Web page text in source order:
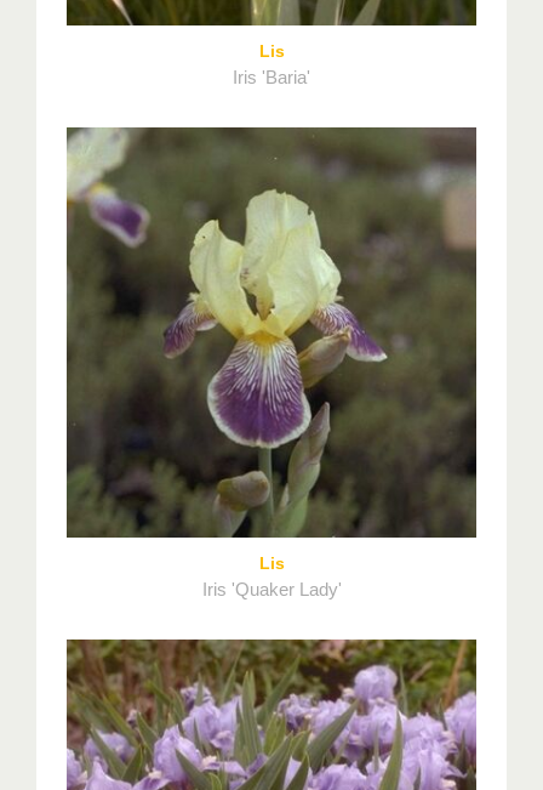
Lis
Iris 'Baria'
Lis
Iris 'Quaker Lady'